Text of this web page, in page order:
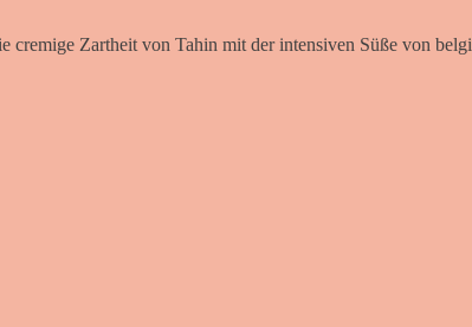
Zartheit von Tahin mit der intensiven Süße von